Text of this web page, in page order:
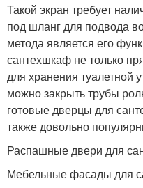
Такой экран требует
под шланг для подвода
метода является его
сантехшкаф не только
для хранения туалетной
можно закрыть трубы
готовые дверцы для
также довольно
Распашные двери для
Мебельные фасады для